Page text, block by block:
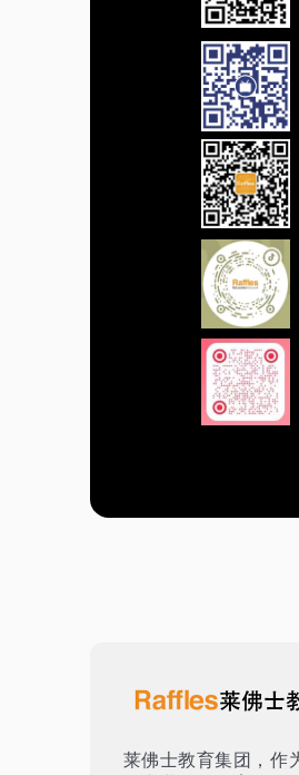
莱佛士教育集团，作